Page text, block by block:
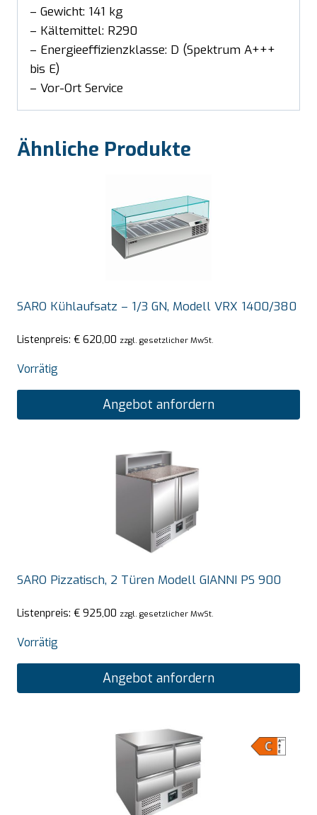
– Gewicht: 141 kg
– Kältemittel: R290
– Energieeffizienzklasse: D (Spektrum A+++
bis E)
– Vor-Ort Service
Ähnliche Produkte
SARO Kühlaufsatz – 1/3 GN, Modell VRX 1400/380
Listenpreis: € 620,00 zzgl. gesetzlicher MwSt.
Vorrätig
Angebot anfordern
SARO Pizzatisch, 2 Türen Modell GIANNI PS 900
Listenpreis: € 925,00 zzgl. gesetzlicher MwSt.
Vorrätig
Angebot anfordern